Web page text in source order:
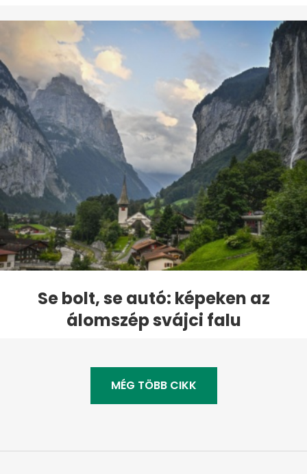
Se bolt, se autó: képeken az
álomszép svájci falu
MÉG TÖBB CIKK